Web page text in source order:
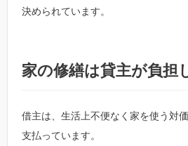
決められています。
家の修繕は貸主が負担
借主は、生活上不便なく家を使う対
支払っています。